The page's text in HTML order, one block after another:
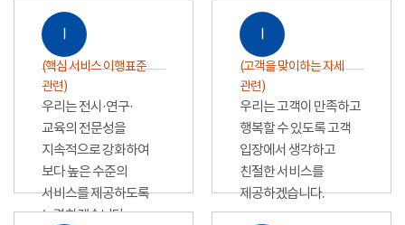
Ⅰ
(핵심 서비스 이행표준
관련)
우리는 전시·연구·
교육의 전문성을
지속적으로 강화하여
보다 높은 수준의
서비스를 제공하도록
노력하겠습니다.
Ⅰ
(고객을 맞이하는 자세
관련)
우리는 고객이 만족하고
행복할 수 있도록 고객
입장에서 생각하고
친절한 서비스를
제공하겠습니다.